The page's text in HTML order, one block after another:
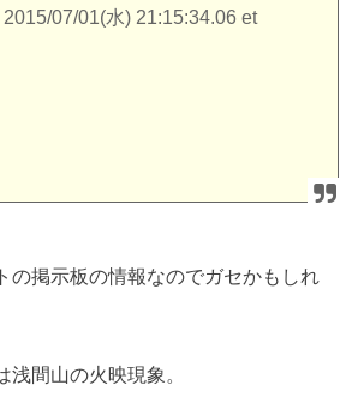
07/01(水) 21:15:34.06 et
の掲示板の情報なのでガセかもしれ
浅間山の火映現象。